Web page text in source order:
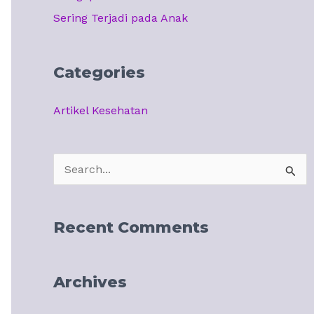
Sering Terjadi pada Anak
Categories
Artikel Kesehatan
h
Recent Comments
Archives